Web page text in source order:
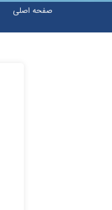
صفحه اصلی